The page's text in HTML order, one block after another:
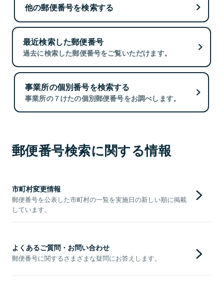
他の郵便番号を検索する
最近検索した郵便番号
過去に検索した郵便番号をご覧いただけます。
事業所の個別番号を検索する
事業所の７けたの個別郵便番号をお調べします。
郵便番号検索に関する情報
市町村変更情報
郵便番号を公表した市町村の一覧を実施日の新しい順に掲載
しています。
よくあるご質問・お問い合わせ
郵便番号に関するさまざまな疑問にお答えします。